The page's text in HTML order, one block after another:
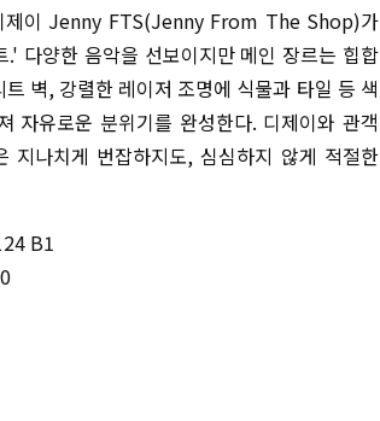
제이 Jenny FTS(Jenny From The Shop)가
다양한 음악을 선보이지만 메인 장르는 힙합
벽, 강렬한 레이저 조명에 식물과 타일 등 색
자유로운 분위기를 완성한다. 디제이와 관객
지나치게 번잡하지도, 심심하지 않게 적절한
B1